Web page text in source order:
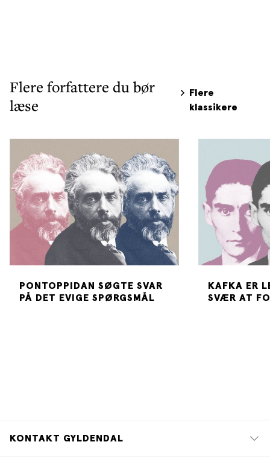
Flere forfattere du bør
læse
Flere
klassikere
PONTOPPIDAN SØGTE SVAR
PÅ DET EVIGE SPØRGSMÅL
KAFKA ER
SVÆR AT
KONTAKT GYLDENDAL